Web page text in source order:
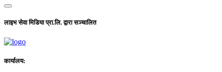
लाइभ सेवा मिडिया प्रा.लि. द्वारा सञ्चालित
कार्यालय: